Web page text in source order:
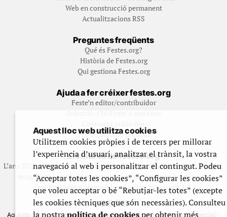
Web en construcció permanent
Actualitzacions RSS
Preguntes freqüents
Qué és Festes.org?
Història de Festes.org
Qui gestiona Festes.org
Ajuda a fer créixer festes.org
Feste’n editor/contribuidor
Fes un donatiu puntual
Els llibres de festes.org
L’any 2012 vam posar en marxa una col·lecció editorial en format paper,
recuperant i ampliant materials que fins aleshores havien estat
exclusivament accessibles al nostre espai web. [+]
Aquesta obra està subjecta a una llicència de Reconeixement No Comercial -
Aquest lloc web utilitza cookies
Utilitzem cookies pròpies i de tercers per millorar
l’experiència d’usuari, analitzar el trànsit, la vostra
navegació al web i personalitzar el contingut. Podeu
“Acceptar totes les cookies”, “Configurar les cookies”
que voleu acceptar o bé “Rebutjar-les totes” (excepte
les cookies tècniques que són necessàries). Consulteu
la nostra política de cookiesper obtenir més